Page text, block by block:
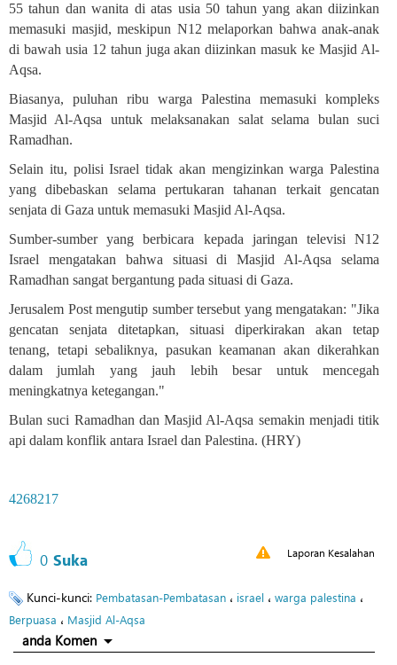
55 tahun dan wanita di atas usia 50 tahun yang akan diizinkan
memasuki masjid, meskipun N12 melaporkan bahwa anak-anak
di bawah usia 12 tahun juga akan diizinkan masuk ke Masjid Al-
Aqsa.
Biasanya, puluhan ribu warga Palestina memasuki kompleks
Masjid Al-Aqsa untuk melaksanakan salat selama bulan suci
Ramadhan.
Selain itu, polisi Israel tidak akan mengizinkan warga Palestina
yang dibebaskan selama pertukaran tahanan terkait gencatan
senjata di Gaza untuk memasuki Masjid Al-Aqsa.
Sumber-sumber yang berbicara kepada jaringan televisi N12
Israel mengatakan bahwa situasi di Masjid Al-Aqsa selama
Ramadhan sangat bergantung pada situasi di Gaza.
Jerusalem Post mengutip sumber tersebut yang mengatakan: "Jika
gencatan senjata ditetapkan, situasi diperkirakan akan tetap
tenang, tetapi sebaliknya, pasukan keamanan akan dikerahkan
dalam jumlah yang jauh lebih besar untuk mencegah
meningkatnya ketegangan."
Bulan suci Ramadhan dan Masjid Al-Aqsa semakin menjadi titik
api dalam konflik antara Israel dan Palestina. (HRY)
4268217
0 Suka Laporan Kesalahan
Kunci-kunci: Pembatasan-Pembatasan ، israel ، warga palestina ،
Berpuasa ، Masjid Al-Aqsa
anda Komen